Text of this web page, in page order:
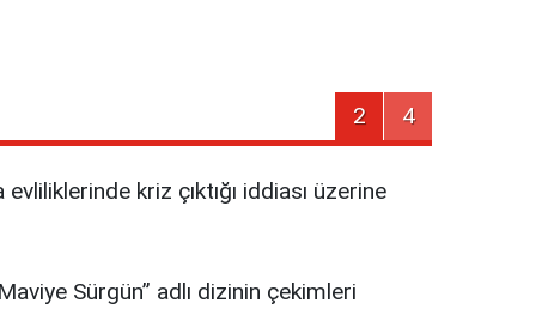
2 4
kriz çıktığı iddiası üzerine
Sürgün” adlı dizinin çekimleri